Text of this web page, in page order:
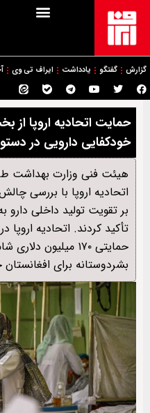
گزارش گفتگو یادداشت ایراف تی وی
حمایت اتحادیه اروپا از
خودکفایی دارویی در
هیئت فنی وزارت بهداشت
اتحادیه اروپا با بررسی
بر تقویت تولید داخلی دارو
تأکید کردند. اتحادیه
حمایتی ۱۷۰
بشردوستانه برای افغانستان